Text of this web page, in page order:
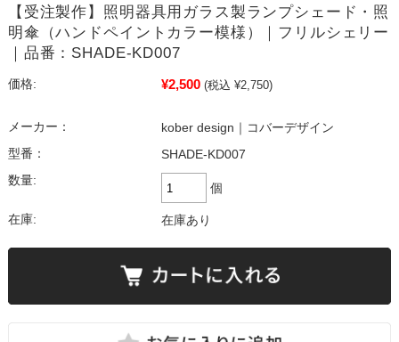
【受注製作】照明器具用ガラス製ランプシェード・照
明傘（ハンドペイントカラー模様）｜フリルシェリー
｜品番：SHADE-KD007
価格: ¥2,500 (税込 ¥2,750)
メーカー：
kober design｜コバーデザイン
型番：
SHADE-KD007
数量:
個
在庫: 在庫あり